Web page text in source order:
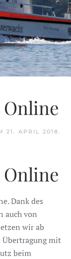
Bayern
21. APRIL 2018.
Dank des
auch von
wir ab
Übertragung mit
beim